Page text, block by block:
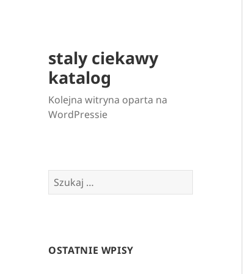
staly ciekawy
katalog
Kolejna witryna oparta na
WordPressie
Szukaj:
OSTATNIE WPISY